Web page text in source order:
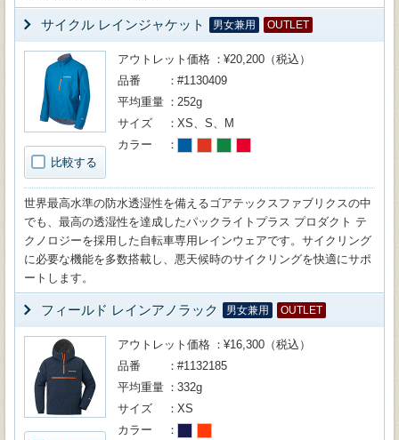
サイクル レインジャケット 男女兼用 OUTLET
比較する
アウトレット価格
¥20,200（税込）
品番
#1130409
平均重量
252g
サイズ
XS、S、M
カラー
世界最高水準の防水透湿性を備えるゴアテックスファブリクスの中
でも、最高の透湿性を達成したパックライトプラス プロダクト テ
クノロジーを採用した自転車専用レインウェアです。サイクリング
に必要な機能を多数搭載し、悪天候時のサイクリングを快適にサポ
ートします。
フィールド レインアノラック 男女兼用 OUTLET
アウトレット価格
¥16,300（税込）
品番
#1132185
平均重量
332g
サイズ
XS
カラー